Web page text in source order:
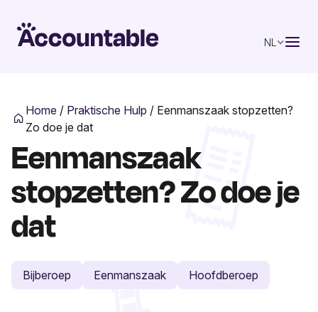
NL
Home / Praktische Hulp / Eenmanszaak stopzetten?
Zo doe je dat
Eenmanszaak
stopzetten? Zo doe je
dat
Bijberoep Eenmanszaak Hoofdberoep